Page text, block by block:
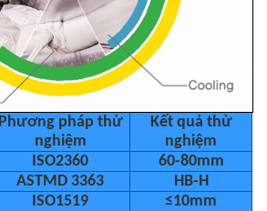
Phương pháp thử
nghiệm
Kết quả thử
nghiệm
ISO2360
60-80mm
ASTMD 3363
HB-H
ISO1519
≤10mm